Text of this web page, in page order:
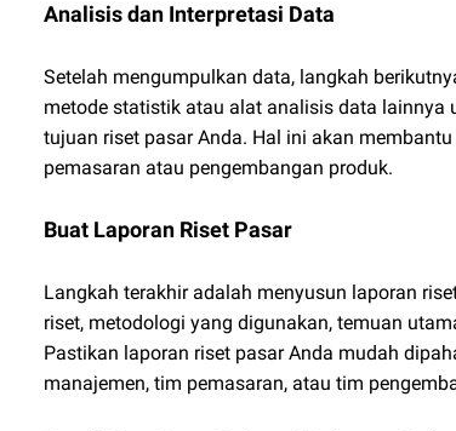
Analisis dan Interpretasi Data
Setelah mengumpulkan data, langkah
metode statistik atau alat analisis data lainnya
tujuan riset pasar Anda. Hal ini akan
pemasaran atau pengembangan produk.
Buat Laporan Riset Pasar
Langkah terakhir adalah menyusun laporan
riset, metodologi yang digunakan, temuan
Pastikan laporan riset pasar Anda mudah
manajemen, tim pemasaran, atau tim